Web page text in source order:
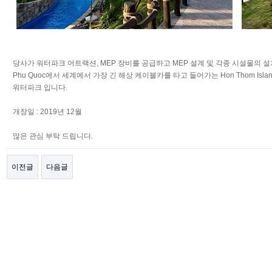
당사가 워터파크 어트랙션, MEP 장비를 공급하고 MEP 설계 및 각종 시설물의
Phu Quoc에서 세계에서 가장 긴 해상 케이블카를 타고 들어가는 Hon Thom
워터파크 입니다.
개장일 : 2019년 12월
많은 관심 부탁 드립니다.
이전글 다음글